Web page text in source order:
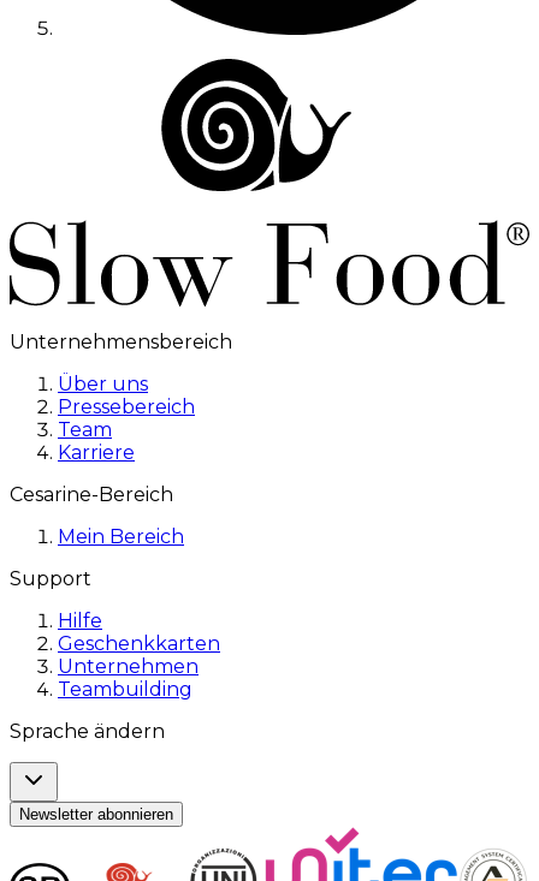
Unternehmensbereich
Über uns
Pressebereich
Team
Karriere
Cesarine-Bereich
Mein Bereich
Support
Hilfe
Geschenkkarten
Unternehmen
Teambuilding
Sprache ändern
Newsletter abonnieren